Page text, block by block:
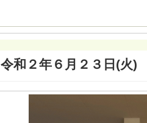
令和２年６月２３日(火)